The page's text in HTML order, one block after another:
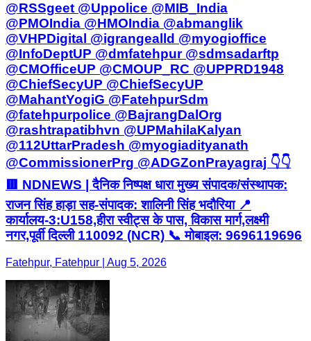
@RSSgeet @Uppolice @MIB_India
@PMOIndia @HMOIndia @abmanglik
@VHPDigital @igrangealld @myogioffice
@InfoDeptUP @dmfatehpur @sdmsadarftp
@CMOfficeUP @CMOUP_RC @UPPRD1948
@ChiefSecyUP @ChiefSecyUP
@MahantYogiG @FatehpurSdm
@fatehpurpolice @BajrangDalOrg
@rashtrapatibhvn @UPMahilaKalyan
@112UttarPradesh @myogiadityanath
@CommissionerPrg @ADGZonPrayagraj 👇👇
🟥 NDNEWS | दैनिक निष्पक्ष धारा मुख्य संपादक/संस्थापक:
राजन सिंह हाड़ा सह-संपादक: शालिनी सिंह भदौरिया 📍
कार्यालय-3:U158,हीरा स्वीट्स के पास, विकास मार्ग,लक्ष्मी
नगर,पूर्वी दिल्ली 110092 (NCR) 📞 मोबाइल: 9696119696
Fatehpur, Fatehpur | Aug 5, 2026